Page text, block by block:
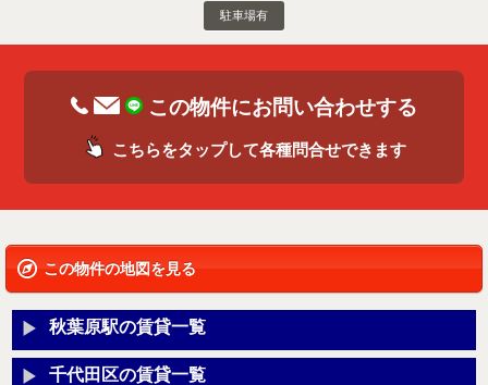
駐車場有
この物件にお問い合わせする
こちらをタップして各種問合せできます
この物件の地図を見る
秋葉原駅の賃貸一覧
千代田区の賃貸一覧